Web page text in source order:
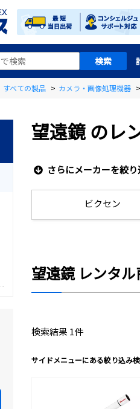
すべての製品 > カメラ・画像処理機器 >
望遠鏡 のレ
さらにメーカーを絞り
ビクセン
望遠鏡 レンタ
検索結果 1件
サイドメニューにある絞り込み